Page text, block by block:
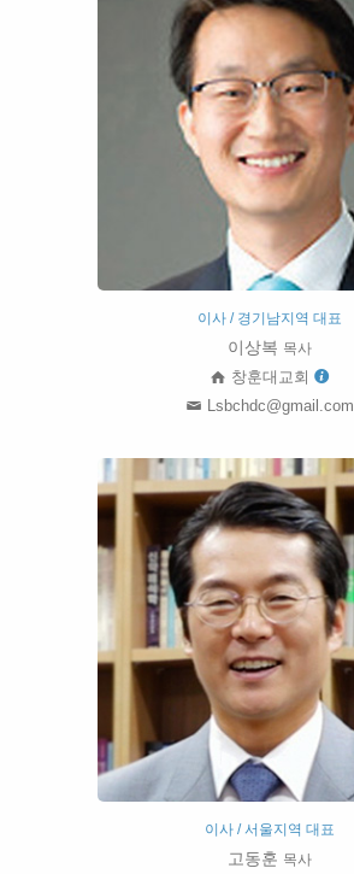
이사 / 경기남지역 대표
이상복 목사
창훈대교회
Lsbchdc@gmail.com
이사 / 서울지역 대표
고동훈 목사